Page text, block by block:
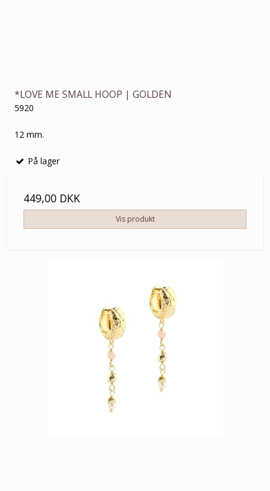
*LOVE ME SMALL HOOP | GOLDEN
5920
12 mm.
På lager
449,00 DKK
Vis produkt